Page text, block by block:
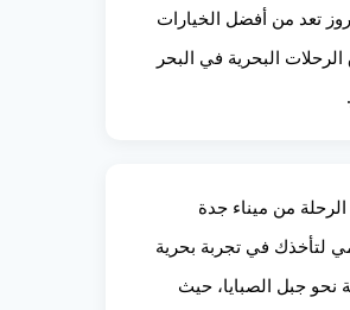
تعد من أفضل الخيارات
البحرية في البحر
من ميناء جدة
لتأخذك في تجربة بحرية
نحو جبل الصبايا، حيث